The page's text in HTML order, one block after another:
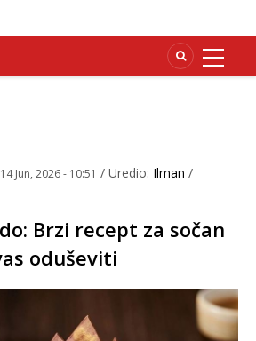
14 Jun, 2026 - 10:51 / Uredio: Ilman /
Brzi recept za sočan
oduševiti